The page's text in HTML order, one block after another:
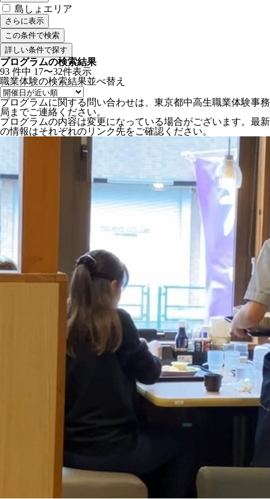
島しょエリア
さらに表示
詳しい条件で探す
プログラムの検索結果
93 件中 17〜32件表示
職業体験の検索結果並べ替え
プログラムに関する問い合わせは、東京都中高生職業体験事務
局までご連絡ください。
プログラムの内容は変更になっている場合がございます。最新
の情報はそれぞれのリンク先をご確認ください。